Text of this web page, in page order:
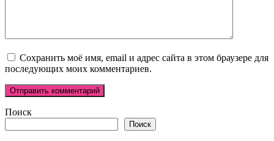
Сохранить моё имя, email и адрес сайта в этом браузере для
последующих моих комментариев.
Поиск
Поиск